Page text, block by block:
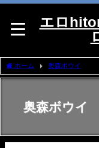
エロ
ホーム 奥森ボウイ
奥森ボウイ